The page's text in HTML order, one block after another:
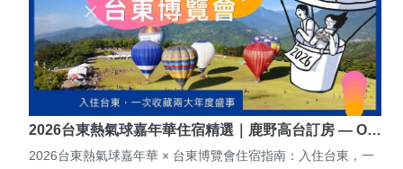
2026台東熱氣球嘉年華住宿精選｜鹿野高台訂房 — O…
2026台東熱氣球嘉年華 × 台東博覽會住宿指南：入住台東，一